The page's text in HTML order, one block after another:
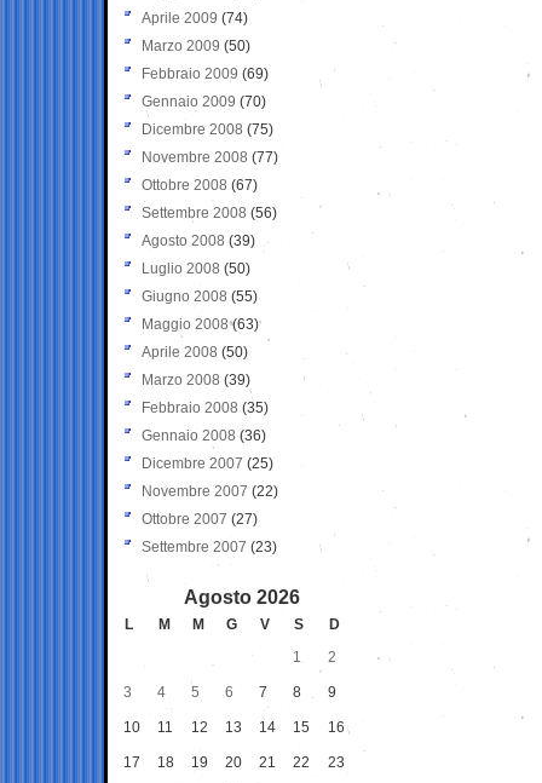
Aprile 2009 (74)
Marzo 2009 (50)
Febbraio 2009 (69)
Gennaio 2009 (70)
Dicembre 2008 (75)
Novembre 2008 (77)
Ottobre 2008 (67)
Settembre 2008 (56)
Agosto 2008 (39)
Luglio 2008 (50)
Giugno 2008 (55)
Maggio 2008(63)
Aprile 2008 (50)
Marzo 2008 (39)
Febbraio 2008 (35)
Gennaio 2008 (36)
Dicembre 2007 (25)
Novembre 2007 (22)
Ottobre 2007 (27)
Settembre 2007 (23)
Agosto 2026
L M M G V S
D
1
2
3 4 5 6 7 8 9
10 11 12 13 14 15 16
17 18 19 20 21 22 23